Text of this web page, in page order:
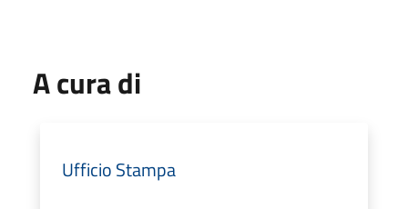
A cura di
Ufficio Stampa